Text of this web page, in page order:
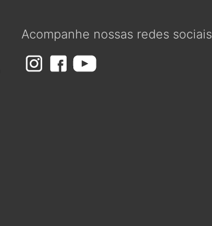
Acompanhe nossas redes sociais